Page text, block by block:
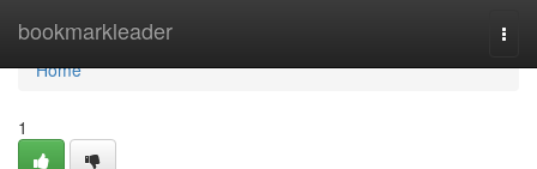
bookmarkleader
Home
Home
1